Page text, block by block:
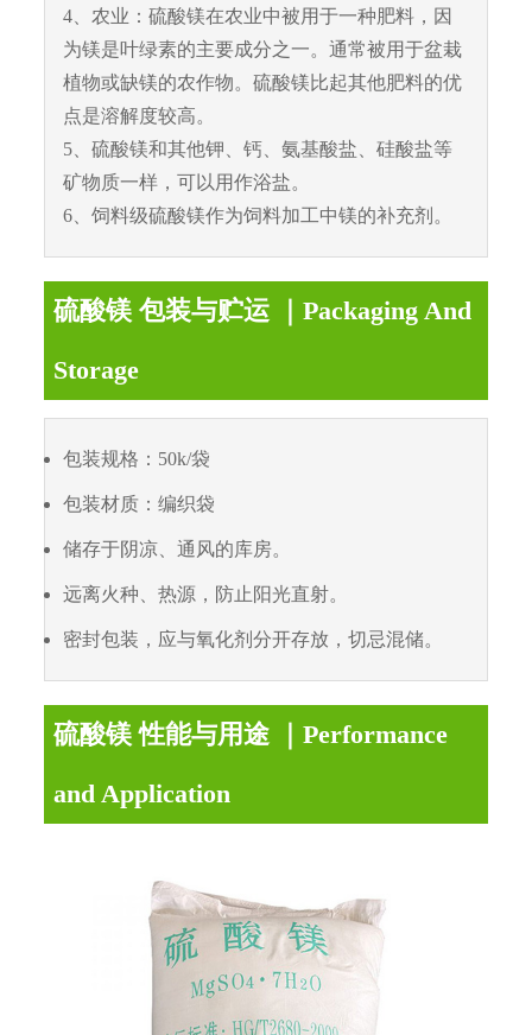
4、农业：硫酸镁在农业中被用于一种肥料，因
为镁是叶绿素的主要成分之一。通常被用于盆栽
植物或缺镁的农作物。硫酸镁比起其他肥料的优
点是溶解度较高。
5、硫酸镁和其他钾、钙、氨基酸盐、硅酸盐等
矿物质一样，可以用作浴盐。
6、饲料级硫酸镁作为饲料加工中镁的补充剂。
硫酸镁 包装与贮运 ｜Packaging And
Storage
包装规格：50k/袋
包装材质：编织袋
储存于阴凉、通风的库房。
远离火种、热源，防止阳光直射。
密封包装，应与氧化剂分开存放，切忌混储。
硫酸镁 性能与用途 ｜Performance
and Application